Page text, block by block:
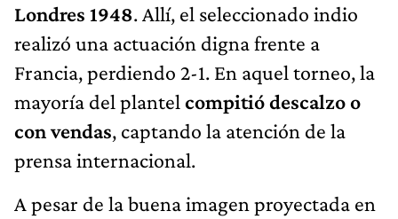
Londres 1948. Allí, el seleccionado indio
realizó una actuación digna frente a
Francia, perdiendo 2-1. En aquel torneo, la
mayoría del plantel compitió descalzo o
con vendas, captando la atención de la
prensa internacional.
A pesar de la buena imagen proyectada en